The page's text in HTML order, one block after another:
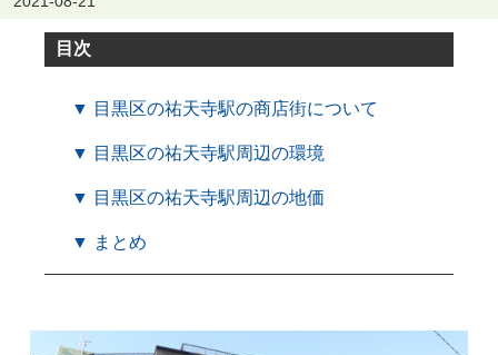
目次
▼ 目黒区の祐天寺駅の商店街について
▼ 目黒区の祐天寺駅周辺の環境
▼ 目黒区の祐天寺駅周辺の地価
▼ まとめ